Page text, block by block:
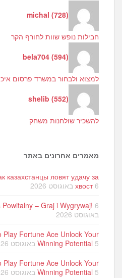
michal (728)
חבילות נופש שוות לחורף הקר
bela704 (594)
למצוא ולבחור במשרד פרסום
shelib (552)
להשכיר שולחנות משחק
מאמרים אחרונים באתר
казахстанцы ловят удачу за
хвост 6 באוגוסט 2026
– Graj i Wygrywaj! 6
באוגוסט 2026
Play Fortune Ace Unlock Your
Winning Potential 5 באוגוסט 2026
Play Fortune Ace Unlock Your
Winning Potential 5 באוגוסט 2026